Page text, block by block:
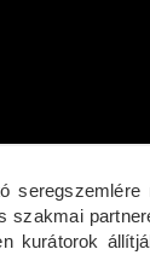
kurátorok